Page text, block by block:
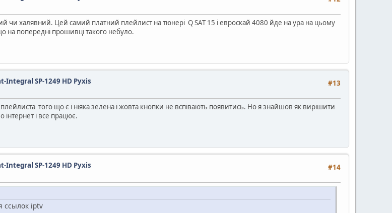
чи халявний. Цей самий платний плейлист на тюнері Q SAT 15 і евроскай 4080 йде на ура на цьому
на попередні прошивці такого небуло.
#13
Integral SP-1249 HD Pyxis
того що є і ніяка зелена і жовта кнопки не вспівають появитись. Но я знайшов як вирішити
інтернет і все працює.
#14
Integral SP-1249 HD Pyxis
ссылок iptv